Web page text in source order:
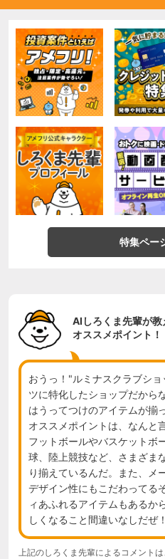
特集ペー
AIしろくま先輩が教
オススメポイント！
おうっ！"ルミナスクラブシ
ツに特化したショップだから
はうってつけのアイテムが揃
オススメポイントは、なんと
フットボールやバスケットボ
球、陸上競技など、さまざま
り揃えているんだ。また、メ
デザイン性にもこだわってる
ィあふれるアイテムもあるか
しくなること間違いなしだぜ！
上記のしろくま先輩によるコメント